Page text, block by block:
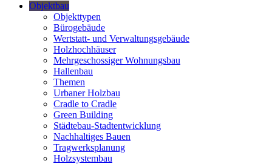
Objektbau
Objekttypen
Bürogebäude
Wertstatt- und Verwaltungsgebäude
Holzhochhäuser
Mehrgeschossiger Wohnungsbau
Hallenbau
Themen
Urbaner Holzbau
Cradle to Cradle
Green Building
Städtebau-Stadtentwicklung
Nachhaltiges Bauen
Tragwerksplanung
Holzsystembau